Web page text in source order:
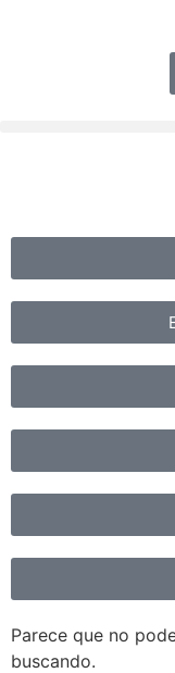
Parece que no
buscando.